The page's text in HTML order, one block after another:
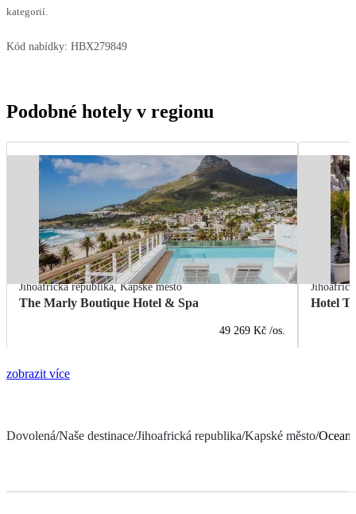
kategorií.
Kód nabídky: HBX279849
Podobné hotely v regionu
Jihoafrická republika,Kapské město
The Marly Boutique Hotel & Spa
49 269 Kč /os.
Hotel
zobrazit více
Dovolená/Naše destinace/Jihoafrická republika/Kapské město/Ocean